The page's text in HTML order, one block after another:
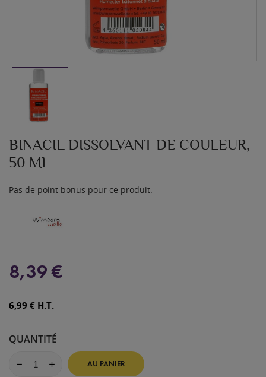
BINACIL DISSOLVANT DE COULEUR,
50 ML
Pas de point bonus pour ce produit.
8,39 €
6,99 € H.T.
QUANTITÉ
AU PANIER